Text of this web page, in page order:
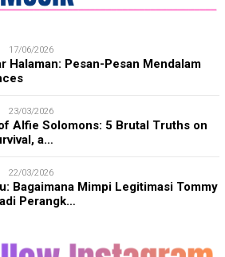
17/06/2026
Halaman: Pesan-Pesan Mendalam
23/03/2026
Alfie Solomons: 5 Brutal Truths on
a…
22/03/2026
Bagaimana Mimpi Legitimasi Tommy
Perangk…